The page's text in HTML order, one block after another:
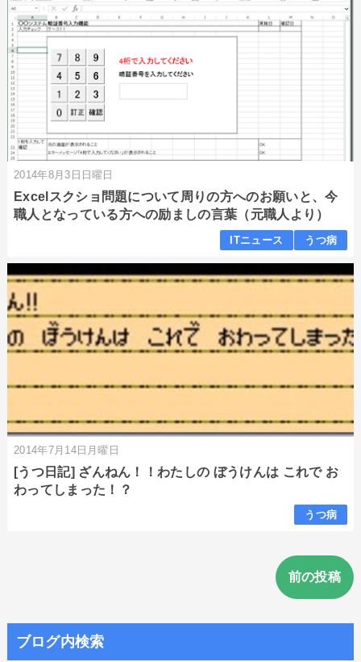
2014年8月3日日曜日
Excelスクショ問題について周りの方へのお願いと、今
職人となっている方への励ましの言葉（元職人より）
ITニュース うつ病
2014年7月14日月曜日
[うつ日記] ざんねん！！わたしの ぼうけんは これで お
わってしまった！？
うつ病
前の投稿
ブログ内検索